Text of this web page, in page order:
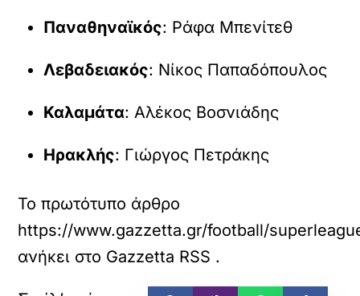
Παναθηναϊκός: Ράφα Μπενίτεθ
Λεβαδειακός: Νίκος Παπαδόπουλος
Καλαμάτα: Αλέκος Βοσνιάδης
Ηρακλής: Γιώργος Πετράκης
Το πρωτότυπο άρθρο
https://www.gazzetta.gr/football/
ανήκει στο Gazzetta RSS .